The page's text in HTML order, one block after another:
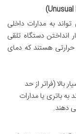
به مدارات داخلی
انداختن دستگاه تلقی
هستند که دمای
بالا (فراتر از حد
باتری یا مدارات
دهند.